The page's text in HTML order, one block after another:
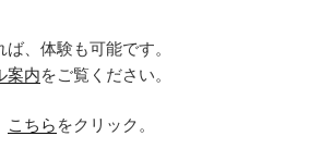
、体験も可能です。
案内をご覧ください。
こちら をクリック。